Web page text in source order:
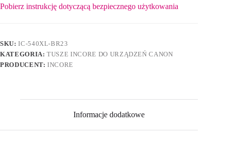
Pobierz instrukcję dotyczącą bezpiecznego użytkowania
SKU:IC-540XL-BR23
KATEGORIA:TUSZE INCORE DO URZĄDZEŃ CANON
PRODUCENT:INCORE
Informacje dodatkowe